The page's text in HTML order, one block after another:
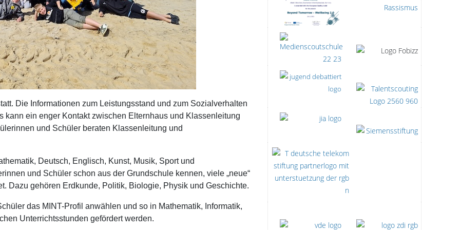
Die Informationen zum Leistungsstand und zum Sozialverhalten
kann ein enger Kontakt zwischen Elternhaus und Klassenleitung
und Schüler beraten Klassenleitung und
Deutsch, Englisch, Kunst, Musik, Sport und
und Schüler schon aus der Grundschule kennen, viele „neue“
Dazu gehören Erdkunde, Politik, Biologie, Physik und Geschichte.
das MINT-Profil anwählen und so in Mathematik, Informatik,
Unterrichtsstunden gefördert werden.